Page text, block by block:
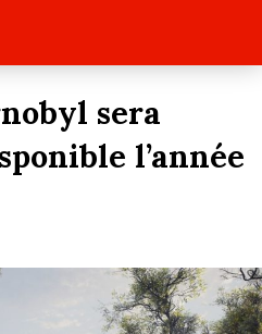
sera
l’année